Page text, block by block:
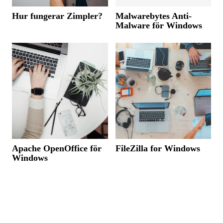
Hur fungerar Zimpler?
Malwarebytes Anti-
Malware för Windows
Apache OpenOffice för
Windows
FileZilla for Windows